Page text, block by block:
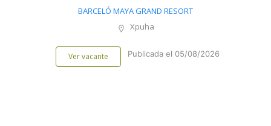
BARCELÓ MAYA GRAND RESORT
Xpuha
Ver vacante Publicada el 05/08/2026